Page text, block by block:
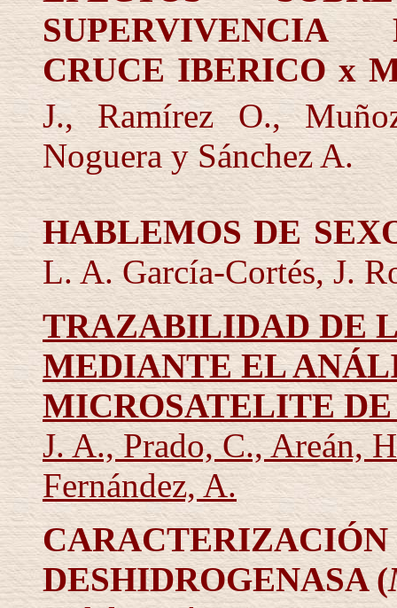
SUPERVIVENCIA
CRUCE IBERICOx
J., Ramírez O.,
Noguera y Sánchez A.
HABLEMOS DE
L. A. García-Cortés, J.
TRAZABILIDAD DE
MEDIANTE EL
MICROSATELITE
J. A., Prado, C., Areán,
Fernández, A.
DESHIDROGENASA (